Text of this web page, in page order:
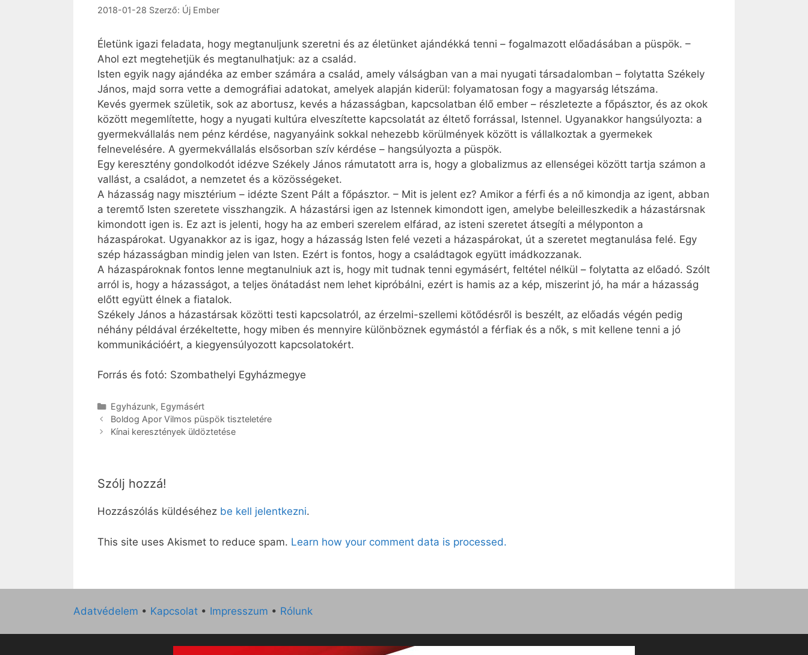
2018-01-28 Szerző: Új Ember
Életünk igazi feladata, hogy megtanuljunk szeretni és az életünket ajándékká tenni – fogalmazott előadásában a püspök. –
Ahol ezt megtehetjük és megtanulhatjuk: az a család.
Isten egyik nagy ajándéka az ember számára a család, amely válságban van a mai nyugati társadalomban – folytatta Székely
János, majd sorra vette a demográfiai adatokat, amelyek alapján kiderül: folyamatosan fogy a magyarság létszáma.
Kevés gyermek születik, sok az abortusz, kevés a házasságban, kapcsolatban élő ember – részletezte a főpásztor, és az okok
között megemlítette, hogy a nyugati kultúra elveszítette kapcsolatát az éltető forrással, Istennel. Ugyanakkor hangsúlyozta: a
gyermekvállalás nem pénz kérdése, nagyanyáink sokkal nehezebb körülmények között is vállalkoztak a gyermekek
felnevelésére. A gyermekvállalás elsősorban szív kérdése – hangsúlyozta a püspök.
Egy keresztény gondolkodót idézve Székely János rámutatott arra is, hogy a globalizmus az ellenségei között tartja számon a
vallást, a családot, a nemzetet és a közösségeket.
A házasság nagy misztérium – idézte Szent Pált a főpásztor. – Mit is jelent ez? Amikor a férfi és a nő kimondja az igent, abban
a teremtő Isten szeretete visszhangzik. A házastársi igen az Istennek kimondott igen, amelybe beleilleszkedik a házastársnak
kimondott igen is. Ez azt is jelenti, hogy ha az emberi szerelem elfárad, az isteni szeretet átsegíti a mélyponton a
házaspárokat. Ugyanakkor az is igaz, hogy a házasság Isten felé vezeti a házaspárokat, út a szeretet megtanulása felé. Egy
szép házasságban mindig jelen van Isten. Ezért is fontos, hogy a családtagok együtt imádkozzanak.
A házaspároknak fontos lenne megtanulniuk azt is, hogy mit tudnak tenni egymásért, feltétel nélkül – folytatta az előadó. Szólt
arról is, hogy a házasságot, a teljes önátadást nem lehet kipróbálni, ezért is hamis az a kép, miszerint jó, ha már a házasság
előtt együtt élnek a fiatalok.
Székely János a házastársak közötti testi kapcsolatról, az érzelmi-szellemi kötődésről is beszélt, az előadás végén pedig
néhány példával érzékeltette, hogy miben és mennyire különböznek egymástól a férfiak és a nők, s mit kellene tenni a jó
kommunikációért, a kiegyensúlyozott kapcsolatokért.
Forrás és fotó: Szombathelyi Egyházmegye
Kategória
Egyházunk, Egymásért
Boldog Apor Vilmos püspök tiszteletére
Kínai keresztények üldöztetése
Szólj hozzá!
Hozzászólás küldéséhez be kell jelentkezni.
This site uses Akismet to reduce spam. Learn how your comment data is processed.
Adatvédelem • Kapcsolat • Impresszum • Rólunk